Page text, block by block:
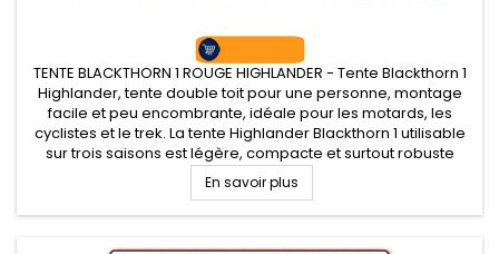
TENTE BLACKTHORN 1 ROUGE HIGHLANDER - Tente Blackthorn 1
Highlander, tente double toit pour une personne, montage
facile et peu encombrante, idéale pour les motards, les
cyclistes et le trek. La tente Highlander Blackthorn 1 utilisable
sur trois saisons est légère, compacte et surtout robuste
avec un transport facilité avec son sac de compression.
En savoir plus